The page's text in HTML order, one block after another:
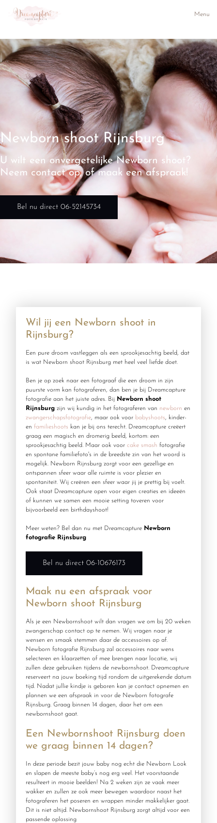
Menu
Newborn shoot Rijnsburg
U wilt een onvergetelijke Newborn shoot?
Neem contact op, of maak een afspraak!
Bel nu direct 06-52145734
Wil jij een Newborn shoot in
Rijnsburg?
Een pure droom vastleggen als een sprookjesachtig beeld, dat
is wat Newborn shoot Rijnsburg met heel veel liefde doet.
Ben je op zoek naar een fotograaf die een droom in zijn
puurste vorm kan fotograferen, dan ben je bij Dreamcapture
fotografie aan het juiste adres. Bij Newborn shoot
Rijnsburg zijn wij kundig in het fotograferen van newborn en
zwangerschapsfotografie, maar ook voor babyshoots, kinder-
en familieshoots kan je bij ons terecht. Dreamcapture creëert
graag een magisch en dromerig beeld, kortom: een
sprookjesachtig beeld. Maar ook voor cake smash fotografie
en spontane familiefoto's in de breedste zin van het woord is
mogelijk. Newborn Rijnsburg zorgt voor een gezellige en
ontspannen sfeer waar alle ruimte is voor plezier en
spontaniteit. Wij creëren een sfeer waar jij je prettig bij voelt.
Ook staat Dreamcapture open voor eigen creaties en ideeën
of kunnen we samen een mooie setting toveren voor
bijvoorbeeld een birthdayshoot!
Meer weten? Bel dan nu met Dreamcapture Newborn
fotografie Rijnsburg
Bel nu direct 06-10676173
Maak nu een afspraak voor
Newborn shoot Rijnsburg
Als je een Newbornshoot wilt dan vragen we om bij 20 weken
zwangerschap contact op te nemen. Wij vragen naar je
wensen en smaak stemmen daar de accessoires op af.
Newborn fotografie Rijnsburg zal accessoires naar wens
selecteren en klaarzetten of mee brengen naar locatie, wij
zullen deze gebruiken tijdens de newbornshoot. Dreamcapture
reserveert na jouw boeking tijd rondom de uitgerekende datum
tijd. Nadat jullie kindje is geboren kan je contact opnemen en
plannen we een afspraak in voor de Newborn fotografe
Rijnsburg. Graag binnen 14 dagen, daar het om een
newbornshoot gaat.
Een Newbornshoot Rijnsburg doen
we graag binnen 14 dagen?
In deze periode bezit jouw baby nog echt die Newborn Look
en slapen de meeste baby’s nog erg veel. Het voorstaande
resulteert in mooie beelden! Na 2 weken zijn ze vaak meer
wakker en zullen ze ook meer bewegen waardoor naast het
fotograferen het poseren en wrappen minder makkelijker gaat.
Dit is niet altijd. Newbornshoot Rijnsburg zorgt altijd voor een
passende oplossing